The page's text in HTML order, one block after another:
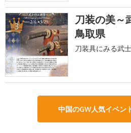
3
刀装の美～
鳥取県
刀装具にみる武
中国のGW人気イベン